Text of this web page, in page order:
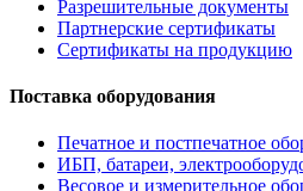
Разрешительные документы
Партнерские сертификаты
Сертификаты на продукцию
Поставка оборудования
Печатное и постпечатное
ИБП, батареи,
Весовое и измерительное